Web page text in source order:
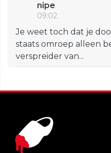
nipe
09:02
Je weet toch dat je
staats omroep alleen
verspreider van...